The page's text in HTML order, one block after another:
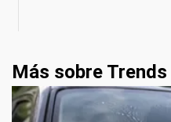
Más sobre Trends